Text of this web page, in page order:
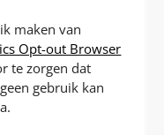
maken van
Opt-out Browser
te zorgen dat
gebruik kan